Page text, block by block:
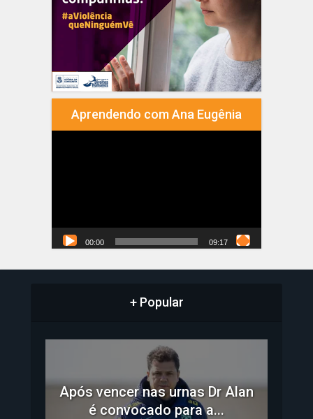
Aprendendo com Ana Eugênia
00:00 09:17
+ Popular
Após vencer nas urnas Dr Alan
é convocado para a...